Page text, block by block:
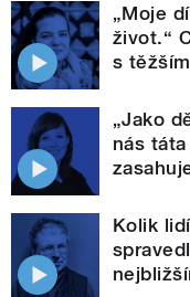
„Moje
život.“
s
„Jako
nás
Kolik